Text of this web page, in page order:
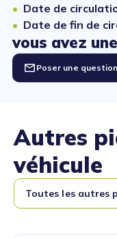
Date de
Date de fin de
vous avez
Poser une
Autres
véhicule
Toutes les autres